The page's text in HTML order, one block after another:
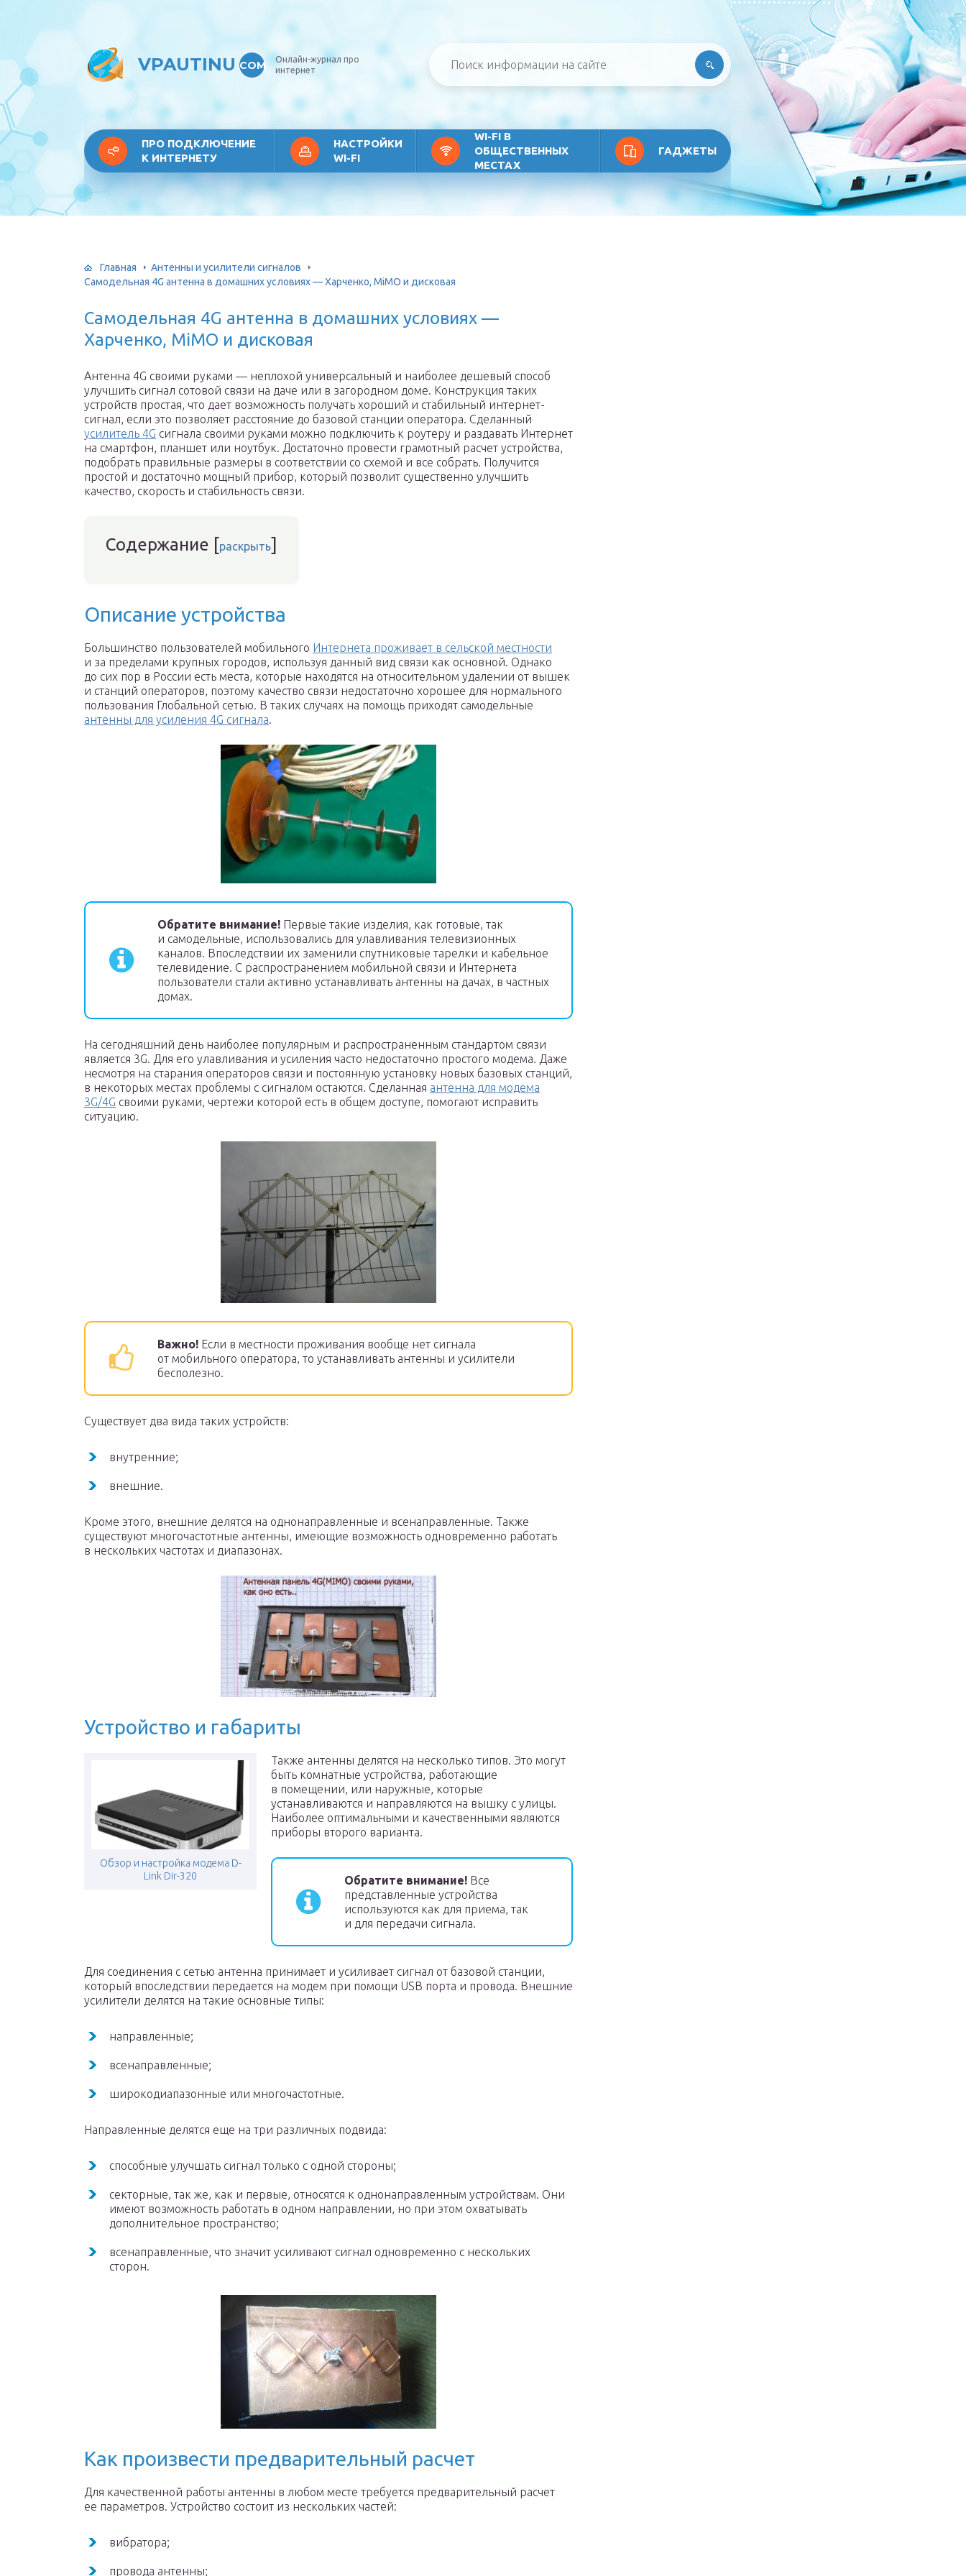
VPAUTINU COM
Онлайн-журнал про
интернет
ПРО ПОДКЛЮЧЕНИЕ
К ИНТЕРНЕТУ
НАСТРОЙКИ
WI-FI
WI-FI В
ОБЩЕСТВЕННЫХ
МЕСТАХ
ГАДЖЕТЫ
Главная
Антенны и усилители сигналов
Самодельная 4G антенна в домашних условиях — Харченко, MiMO и дисковая
Самодельная 4G антенна в домашних условиях —
Харченко, MiMO и дисковая
Антенна 4G своими руками — неплохой универсальный и наиболее дешевый способ
улучшить сигнал сотовой связи на даче или в загородном доме. Конструкция таких
устройств простая, что дает возможность получать хороший и стабильный интернет-
сигнал, если это позволяет расстояние до базовой станции оператора. Сделанный
усилитель 4G сигнала своими руками можно подключить к роутеру и раздавать Интернет
на смартфон, планшет или ноутбук. Достаточно провести грамотный расчет устройства,
подобрать правильные размеры в соответствии со схемой и все собрать. Получится
простой и достаточно мощный прибор, который позволит существенно улучшить
качество, скорость и стабильность связи.
Содержание [раскрыть]
Описание устройства
Большинство пользователей мобильного Интернета проживает в сельской местности
и за пределами крупных городов, используя данный вид связи как основной. Однако
до сих пор в России есть места, которые находятся на относительном удалении от вышек
и станций операторов, поэтому качество связи недостаточно хорошее для нормального
пользования Глобальной сетью. В таких случаях на помощь приходят самодельные
антенны для усиления 4G сигнала.
Обратите внимание! Первые такие изделия, как готовые, так
и самодельные, использовались для улавливания телевизионных
каналов. Впоследствии их заменили спутниковые тарелки и кабельное
телевидение. С распространением мобильной связи и Интернета
пользователи стали активно устанавливать антенны на дачах, в частных
домах.
На сегодняшний день наиболее популярным и распространенным стандартом связи
является 3G. Для его улавливания и усиления часто недостаточно простого модема. Даже
несмотря на старания операторов связи и постоянную установку новых базовых станций,
в некоторых местах проблемы с сигналом остаются. Сделанная антенна для модема
3G/4G своими руками, чертежи которой есть в общем доступе, помогают исправить
ситуацию.
Важно! Если в местности проживания вообще нет сигнала
от мобильного оператора, то устанавливать антенны и усилители
бесполезно.
Существует два вида таких устройств:
внутренние;
внешние.
Кроме этого, внешние делятся на однонаправленные и всенаправленные. Также
существуют многочастотные антенны, имеющие возможность одновременно работать
в нескольких частотах и диапазонах.
Устройство и габариты
Обзор и настройка модема D-
Link Dir-320
Также антенны делятся на несколько типов. Это могут
быть комнатные устройства, работающие
в помещении, или наружные, которые
устанавливаются и направляются на вышку с улицы.
Наиболее оптимальными и качественными являются
приборы второго варианта.
Обратите внимание! Все
представленные устройства
используются как для приема, так
и для передачи сигнала.
Для соединения с сетью антенна принимает и усиливает сигнал от базовой станции,
который впоследствии передается на модем при помощи USB порта и провода. Внешние
усилители делятся на такие основные типы:
направленные;
всенаправленные;
широкодиапазонные или многочастотные.
Направленные делятся еще на три различных подвида:
способные улучшать сигнал только с одной стороны;
секторные, так же, как и первые, относятся к однонаправленным устройствам. Они
имеют возможность работать в одном направлении, но при этом охватывать
дополнительное пространство;
всенаправленные, что значит усиливают сигнал одновременно с нескольких
сторон.
Как произвести предварительный расчет
Для качественной работы антенны в любом месте требуется предварительный расчет
ее параметров. Устройство состоит из нескольких частей:
вибратора;
провода антенны;